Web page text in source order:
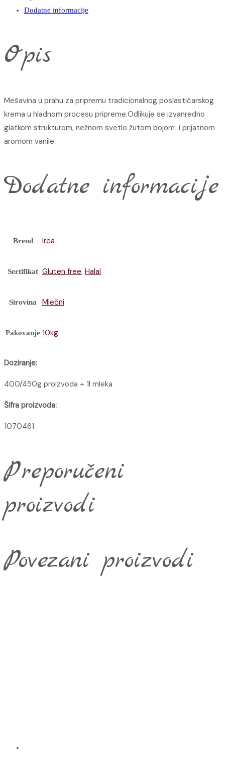
Dodatne informacije
Opis
Mešavina u prahu za pripremu tradicionalnog poslastičarskog
krema u hladnom procesu pripreme.Odlikuje se izvanredno
glatkom strukturom, nežnom svetlo žutom bojom i prijatnom
aromom vanile.
Dodatne informacije
Brend Irca
Sertifikat Gluten free, Halal
Sirovina Mlečni
Pakovanje 10kg
Doziranje:
400/450g proizvoda + 1l mleka
Šifra proizvoda:
1070461
Preporučeni
proizvodi
Povezani proizvodi